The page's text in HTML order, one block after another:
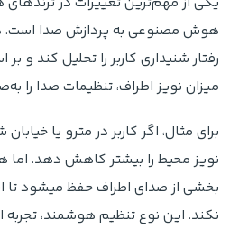
هوش مصنوعی به پردازش صدا
رفتار شنیداری کاربر را تحلیل کند و
میزان نویز اطراف، تنظیمات صدا را
برای مثال، اگر کاربر در مترو یا
نویز محیط را بیشتر کاهش دهد. اما
بخشی از صدای اطراف حفظ میشود تا
نکند. این نوع تنظیم هوشمند، تجربه